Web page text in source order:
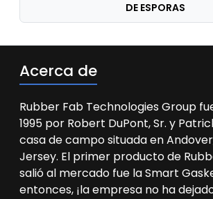
DE ESPORAS
Acerca de
Rubber Fab Technologies Group
1995 por Robert DuPont, Sr. y
casa de campo situada en
Jersey. El primer producto de
salió al mercado fue la Smart
entonces, ¡la empresa no ha